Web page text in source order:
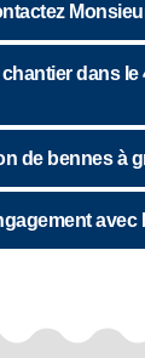
dans le
de bennes à
avec